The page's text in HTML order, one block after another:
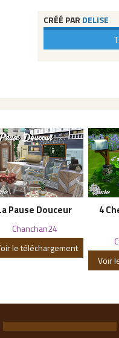
CRÉÉ PAR DELISE
Pause Douceur
Chanchan24
le téléchargement
4
Voir